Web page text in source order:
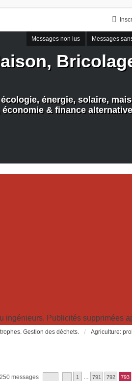
Messages non lus Messages
énergie, solaire,
& finance alternative
ingénieurs. Publicités supprimées
Gestion des déchets.
messages 1 791 792 793